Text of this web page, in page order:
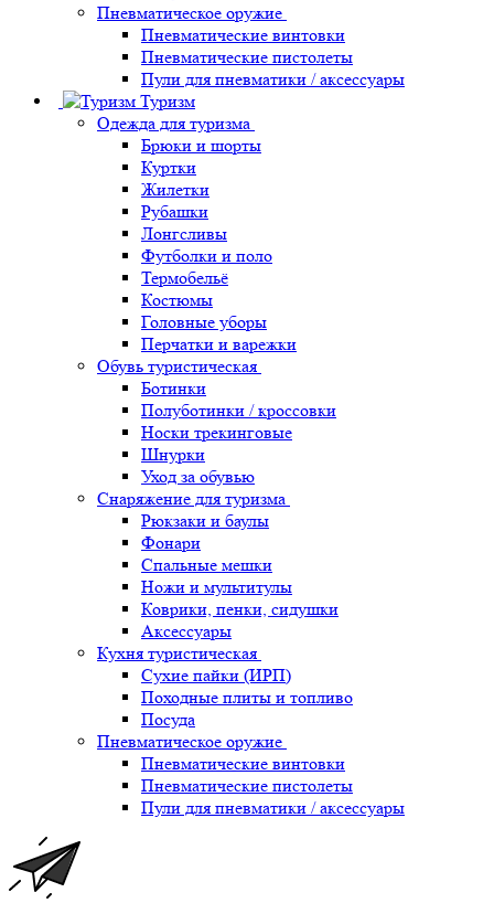
Пневматическое оружие
Пневматические винтовки
Пневматические пистолеты
Пули для пневматики / аксессуары
Туризм
Одежда для туризма
Брюки и шорты
Куртки
Жилетки
Рубашки
Лонгсливы
Футболки и поло
Термобельё
Костюмы
Головные уборы
Перчатки и варежки
Обувь туристическая
Ботинки
Полуботинки / кроссовки
Носки трекинговые
Шнурки
Уход за обувью
Снаряжение для туризма
Рюкзаки и баулы
Фонари
Спальные мешки
Ножи и мультитулы
Коврики, пенки, сидушки
Аксессуары
Кухня туристическая
Сухие пайки (ИРП)
Походные плиты и топливо
Посуда
Пневматическое оружие
Пневматические винтовки
Пневматические пистолеты
Пули для пневматики / аксессуары